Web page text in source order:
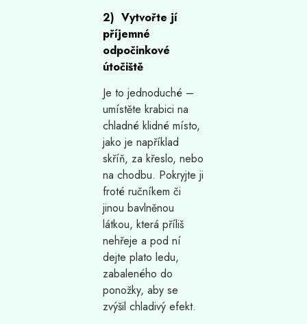
2) Vytvořte jí
příjemné
odpočinkové
útočiště
Je to jednoduché –
umístěte krabici na
chladné klidné místo,
jako je například
skříň, za křeslo, nebo
na chodbu. Pokryjte ji
froté ručníkem či
jinou bavlněnou
látkou, která příliš
nehřeje a pod ní
dejte plato ledu,
zabaleného do
ponožky, aby se
zvýšil chladivý efekt.